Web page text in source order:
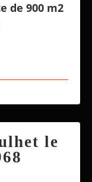
de 900 m2
le